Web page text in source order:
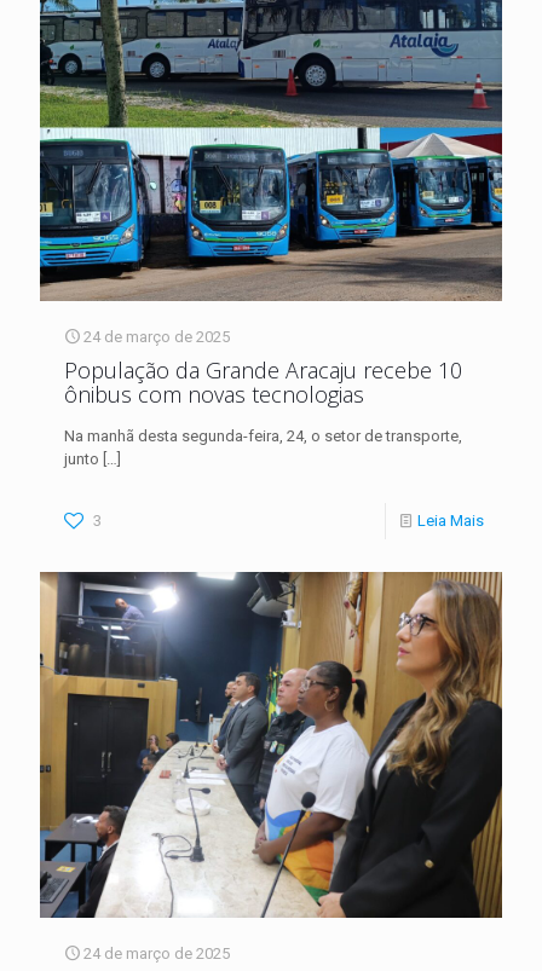
24 de março de 2025
População da Grande Aracaju recebe 10
ônibus com novas tecnologias
Na manhã desta segunda-feira, 24, o setor de transporte,
junto
3 Leia Mais
24 de março de 2025